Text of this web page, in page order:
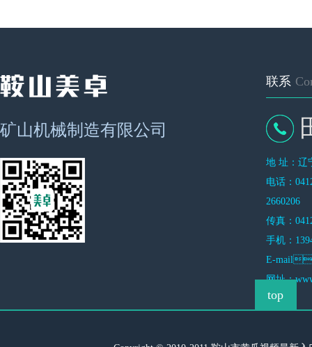
矿山机械制造有限公司
联系
地 址
电话：
2660206
传真：
手机：
E-
网址：
top